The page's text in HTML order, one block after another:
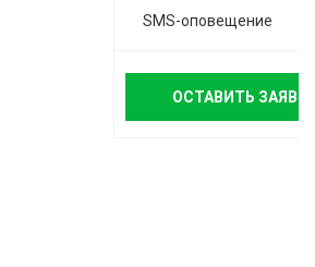
SMS-оповещение
ОСТАВИТЬ